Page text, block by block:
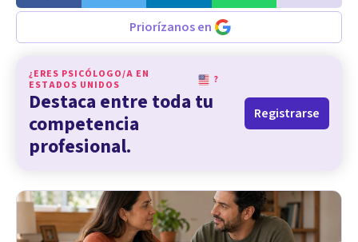
Priorízanos en
¿ERES PSICÓLOGO/A EN
ESTADOS UNIDOS
?
Destaca entre toda tu
competencia
profesional.
Registrarse